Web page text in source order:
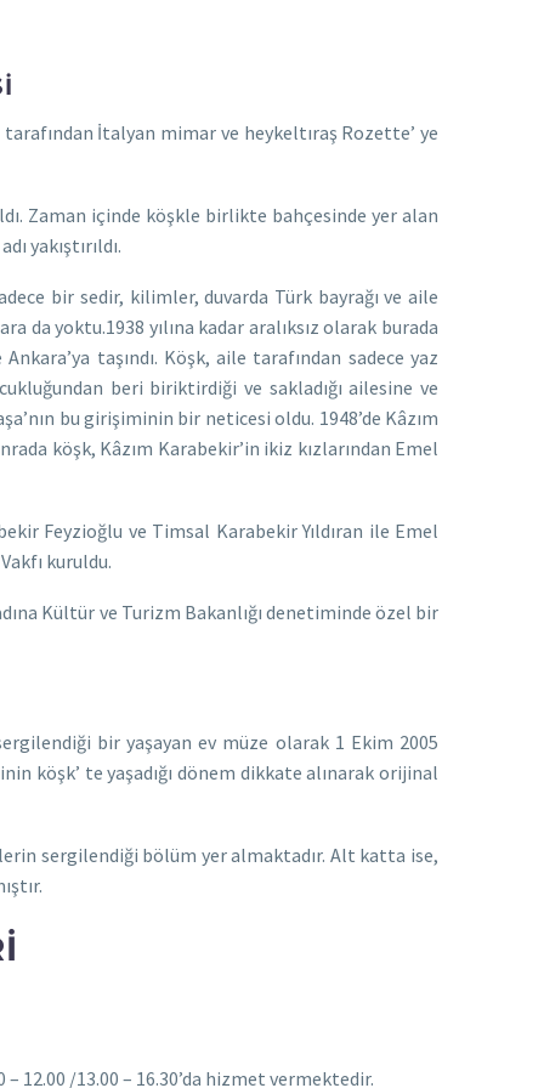
İtalyan mimar ve heykeltıraş Rozette’ ye
Zaman içinde köşkle birlikte bahçesinde yer alan
yakıştırıldı.
bir sedir, kilimler, duvarda Türk bayrağı ve aile
da yoktu.1938 yılına kadar aralıksız olarak burada
taşındı. Köşk, aile tarafından sadece yaz
beri biriktirdiği ve sakladığı ailesine ve
bu girişiminin bir neticesi oldu. 1948’de Kâzım
köşk, Kâzım Karabekir’in ikiz kızlarından Emel
Feyzioğlu ve Timsal Karabekir Yıldıran ile Emel
kuruldu.
Kültür ve Turizm Bakanlığı denetiminde özel bir
bir yaşayan ev müze olarak 1 Ekim 2005
köşk’ te yaşadığı dönem dikkate alınarak orijinal
sergilendiği bölüm yer almaktadır. Alt katta ise,
12.00 /13.00 – 16.30’da hizmet vermektedir.